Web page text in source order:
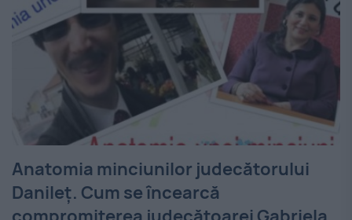
Anatomia minciunilor judecătorului
Danileț. Cum se încearcă